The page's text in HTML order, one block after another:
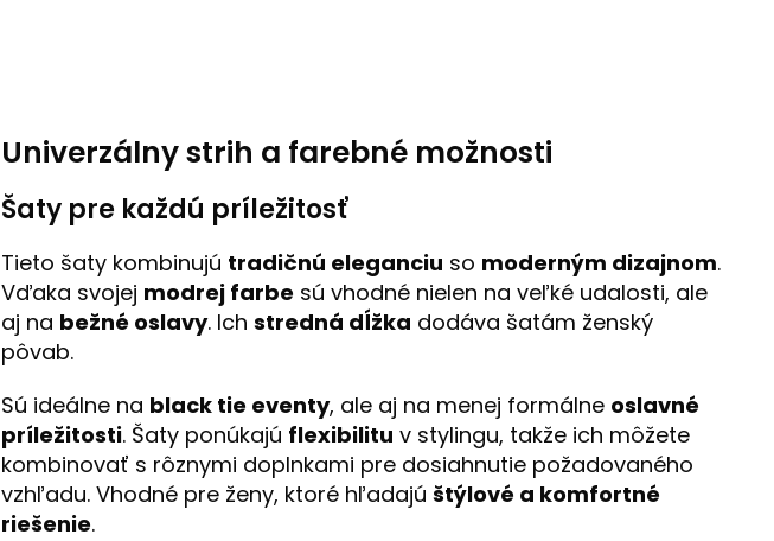
Univerzálny strih a farebné možnosti
Šaty pre každú príležitosť
Tieto šaty kombinujú tradičnú eleganciu so moderným dizajnom.
Vďaka svojej modrej farbe sú vhodné nielen na veľké udalosti, ale
aj na bežné oslavy. Ich stredná dĺžka dodáva šatám ženský
pôvab.
Sú ideálne na black tie eventy, ale aj na menej formálne oslavné
príležitosti. Šaty ponúkajú flexibilitu v stylingu, takže ich môžete
kombinovať s rôznymi doplnkami pre dosiahnutie požadovaného
vzhľadu. Vhodné pre ženy, ktoré hľadajú štýlové a komfortné
riešenie.